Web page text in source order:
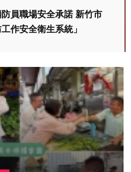
員職場安全承諾 新竹市
作安全衛生系統」